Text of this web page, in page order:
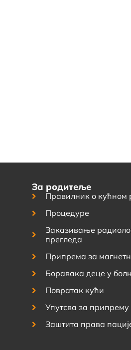
За родитеље
Правилник о кућном
Процедуре
Заказивање
прегледа
Припрема за
Боравака деце у
Повратак кући
Упутсва за припрему
Заштита права